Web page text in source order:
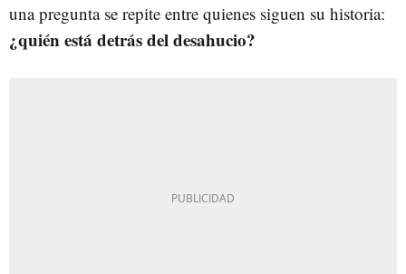
una pregunta se repite entre quienes siguen su historia:
¿quién está detrás del desahucio?